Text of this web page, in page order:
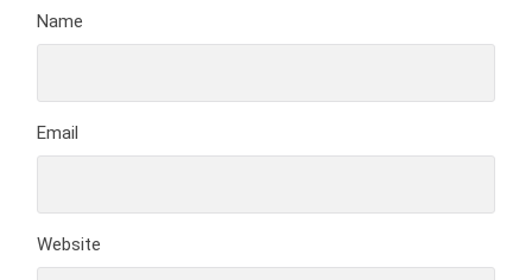
Name
Email
Website